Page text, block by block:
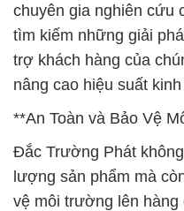
chuyên gia nghiên cứu
tìm kiếm những giải
trợ khách hàng của
nâng cao hiệu suất
**An Toàn và Bảo Vệ
Đắc Trường Phát
lượng sản phẩm mà
vệ môi trường lên hàng